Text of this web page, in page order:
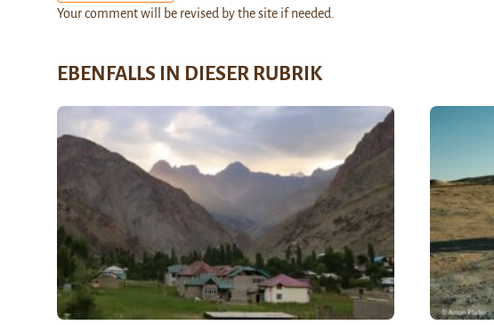
Your comment will be revised by the site if needed.
EBENFALLS IN DIESER RUBRIK